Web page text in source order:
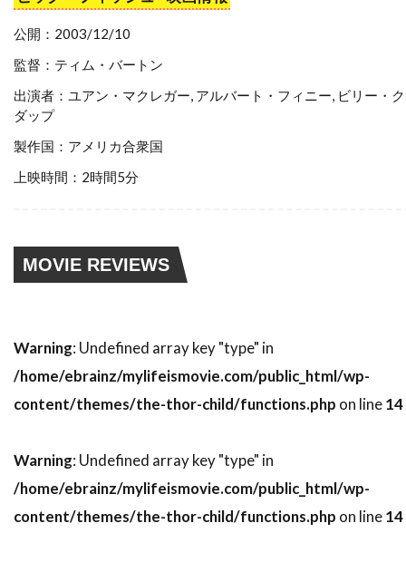
スティーブン・ゴールドステイン
スティーブン・ザイリアン
スティーブン・シャイラー
スティーブン・スピルバーグ
スティーブ・アンティン
スティーブ・クロッパー
スティーヴン・B・ポスター
スティーヴン・E・リフキン
スティーヴン・H・ブラム
スティーヴン・M・カッツ
スティーヴン・キング
スティーヴン・グレアム
公開：2003/12/10
監督：ティム・バートン
出演者：ユアン・マクレガー, アルバート・フィニー, ビリー・
ダップ
製作国：アメリカ合衆国
上映時間：2時間5分
MOVIE REVIEWS
Warning: Undefined array key "type" in
/home/ebrainz/mylifeismovie.com/public_html/wp-
content/themes/the-thor-child/functions.php on line14
Warning: Undefined array key "type" in
/home/ebrainz/mylifeismovie.com/public_html/wp-
content/themes/the-thor-child/functions.php on line14